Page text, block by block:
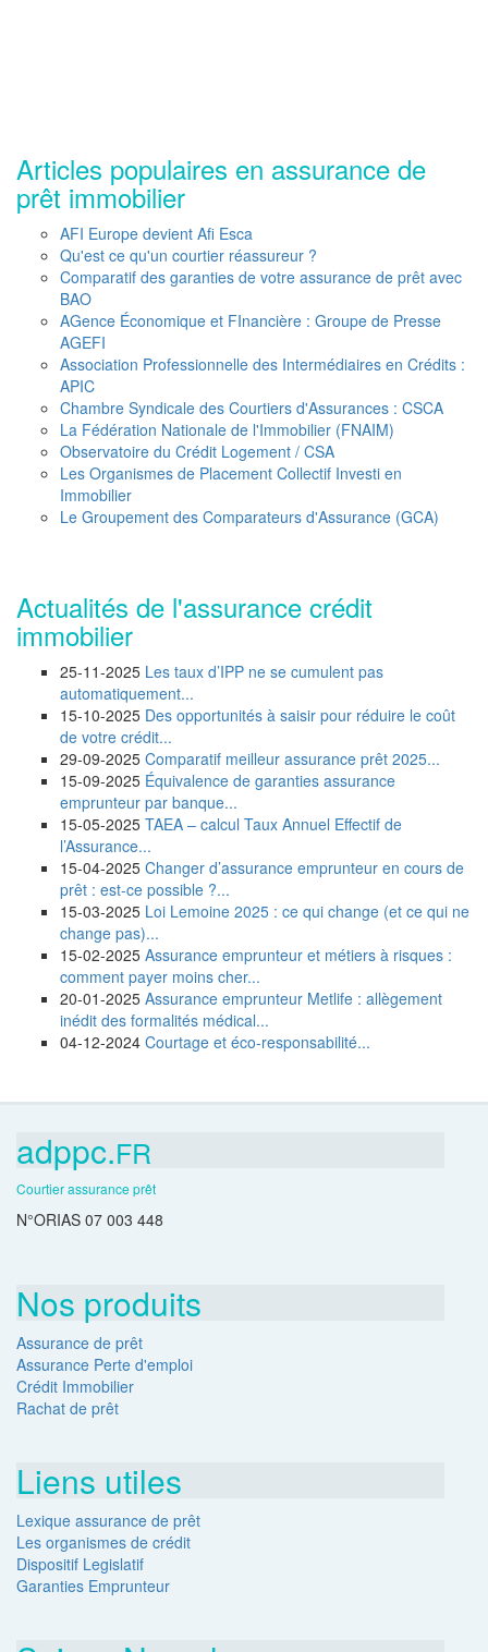
Articles populaires en assurance de
prêt immobilier
AFI Europe devient Afi Esca
Qu'est ce qu'un courtier réassureur ?
Comparatif des garanties de votre assurance de prêt avec
BAO
AGence Économique et FInancière : Groupe de Presse
AGEFI
Association Professionnelle des Intermédiaires en Crédits :
APIC
Chambre Syndicale des Courtiers d'Assurances : CSCA
La Fédération Nationale de l'Immobilier (FNAIM)
Observatoire du Crédit Logement / CSA
Les Organismes de Placement Collectif Investi en
Immobilier
Le Groupement des Comparateurs d'Assurance (GCA)
Actualités de l'assurance crédit
immobilier
25-11-2025 Les taux d’IPP ne se cumulent pas
automatiquement...
15-10-2025 Des opportunités à saisir pour réduire le coût
de votre crédit...
29-09-2025 Comparatif meilleur assurance prêt 2025...
15-09-2025 Équivalence de garanties assurance
emprunteur par banque...
15-05-2025 TAEA – calcul Taux Annuel Effectif de
l’Assurance...
15-04-2025 Changer d’assurance emprunteur en cours de
prêt : est-ce possible ?...
15-03-2025 Loi Lemoine 2025 : ce qui change (et ce qui ne
change pas)...
15-02-2025 Assurance emprunteur et métiers à risques :
comment payer moins cher...
20-01-2025 Assurance emprunteur Metlife : allègement
inédit des formalités médical...
04-12-2024 Courtage et éco-responsabilité...
adppc.FR
Courtier assurance prêt
N°ORIAS 07 003 448
Nos produits
Assurance de prêt
Assurance Perte d'emploi
Crédit Immobilier
Rachat de prêt
Liens utiles
Lexique assurance de prêt
Les organismes de crédit
Dispositif Legislatif
Garanties Emprunteur